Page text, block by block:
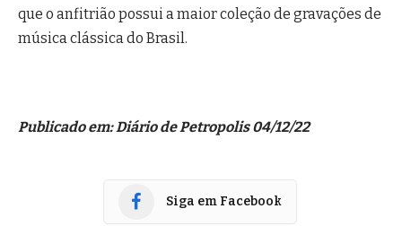
que o anfitrião possui a maior coleção de gravações de
música clássica do Brasil.
Publicado em: Diário de Petropolis 04/12/22
Siga em Facebook